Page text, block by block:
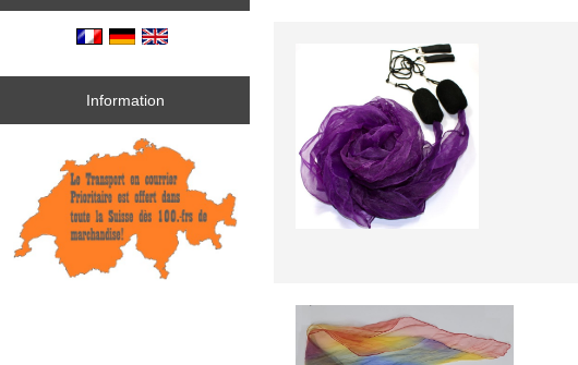
Information